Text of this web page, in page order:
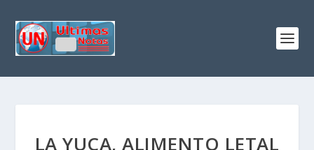
LA YUCA, ALIMENTO LETAL